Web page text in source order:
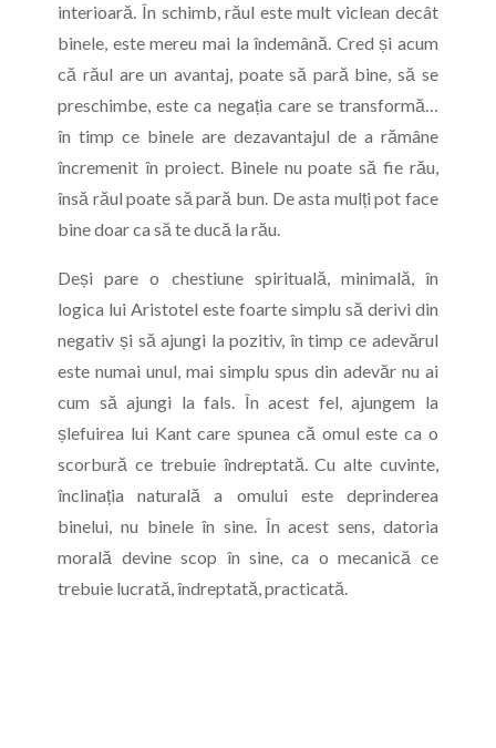
interioară. În schimb, răul este mult viclean decât
binele, este mereu mai la îndemână. Cred și acum
că răul are un avantaj, poate să pară bine, să se
preschimbe, este ca negația care se transformă…
în timp ce binele are dezavantajul de a rămâne
încremenit în proiect. Binele nu poate să fie rău,
însă răul poate să pară bun. De asta mulți pot face
bine doar ca să te ducă la rău.
Deși pare o chestiune spirituală, minimală, în
logica lui Aristotel este foarte simplu să derivi din
negativ și să ajungi la pozitiv, în timp ce adevărul
este numai unul, mai simplu spus din adevăr nu ai
cum să ajungi la fals. În acest fel, ajungem la
șlefuirea lui Kant care spunea că omul este ca o
scorbură ce trebuie îndreptată. Cu alte cuvinte,
înclinația naturală a omului este deprinderea
binelui, nu binele în sine. În acest sens, datoria
morală devine scop în sine, ca o mecanică ce
trebuie lucrată, îndreptată, practicată.